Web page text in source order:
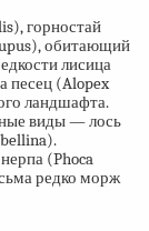
горностай
обитающий
лисица
песец (Alopex
ландшафта.
виды — лось
(Phoca
редко морж